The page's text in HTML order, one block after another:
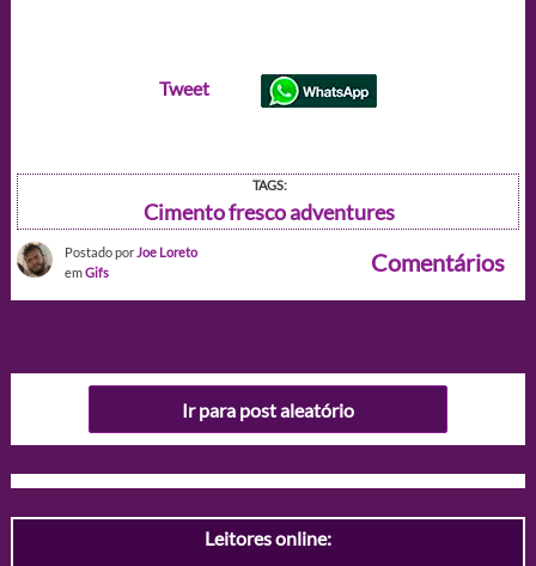
Tweet
TAGS:
Cimento fresco adventures
Postado por Joe Loreto
emGifs Comentários
Ir para post aleatório
Leitores online: